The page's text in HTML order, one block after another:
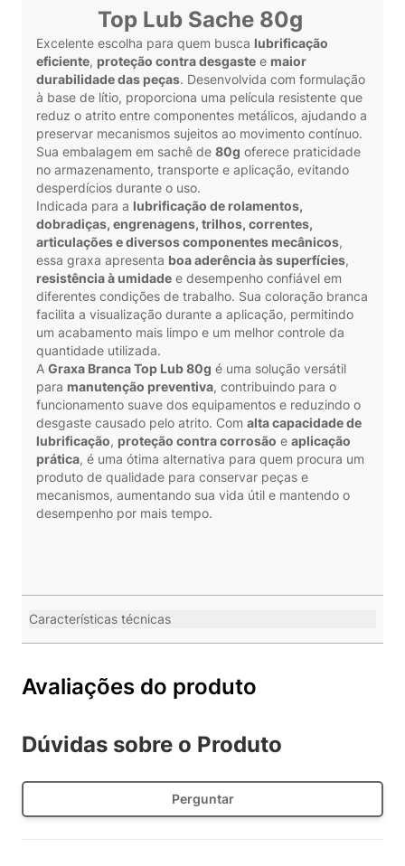
Top Lub Sache 80g
Excelente escolha para quem busca lubrificação
eficiente, proteção contra desgaste e maior
durabilidade das peças. Desenvolvida com formulação
à base de lítio, proporciona uma película resistente que
reduz o atrito entre componentes metálicos, ajudando a
preservar mecanismos sujeitos ao movimento contínuo.
Sua embalagem em sachê de 80g oferece praticidade
no armazenamento, transporte e aplicação, evitando
desperdícios durante o uso.
Indicada para a lubrificação de rolamentos,
dobradiças, engrenagens, trilhos, correntes,
articulações e diversos componentes mecânicos,
essa graxa apresenta boa aderência às superfícies,
resistência à umidade e desempenho confiável em
diferentes condições de trabalho. Sua coloração branca
facilita a visualização durante a aplicação, permitindo
um acabamento mais limpo e um melhor controle da
quantidade utilizada.
A Graxa Branca Top Lub 80g é uma solução versátil
para manutenção preventiva, contribuindo para o
funcionamento suave dos equipamentos e reduzindo o
desgaste causado pelo atrito. Com alta capacidade de
lubrificação, proteção contra corrosão e aplicação
prática, é uma ótima alternativa para quem procura um
produto de qualidade para conservar peças e
mecanismos, aumentando sua vida útil e mantendo o
desempenho por mais tempo.
Características técnicas
Avaliações do produto
Dúvidas sobre o Produto
Perguntar